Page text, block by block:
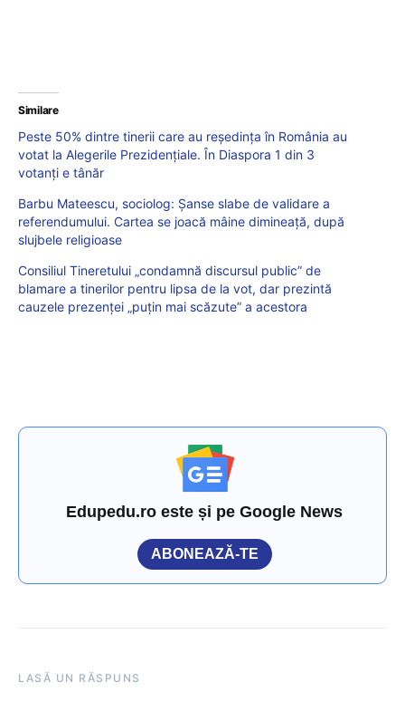
Similare
Peste 50% dintre tinerii care au reședința în România au
votat la Alegerile Prezidențiale. În Diaspora 1 din 3
votanți e tânăr
Barbu Mateescu, sociolog: Șanse slabe de validare a
referendumului. Cartea se joacă mâine dimineață, după
slujbele religioase
Consiliul Tineretului „condamnă discursul public” de
blamare a tinerilor pentru lipsa de la vot, dar prezintă
cauzele prezenței „puțin mai scăzute” a acestora
Edupedu.ro este și pe Google News
ABONEAZĂ-TE
LASĂ UN RĂSPUNS